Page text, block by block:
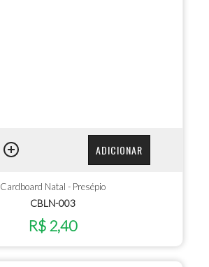
ADICIONAR
Cardboard Natal - Presépio
CBLN-003
R$ 2,40